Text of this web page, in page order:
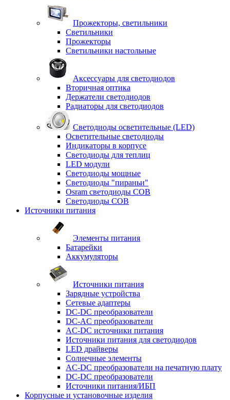
Прожекторы, светильники
Светильники
Прожекторы
Светильники настольные
Аксессуары для светодиодов
Вторичная оптика
Держатели светодиодов
Радиаторы для светодиодов
Светодиоды осветительные (LED)
Осветительные светодиоды
Индикаторы в корпусе
Светодиоды для теплиц
LED модули
Светодиоды мощные
Светодиоды "пираньи"
Osram светодиоды COB
Светодиоды COB
Источники питания
Элементы питания
Батарейки
Аккумуляторы
Источники питания
Зарядные устройства
Сетевые адаптеры
DC-DC преобразователи
DC-AC преобразователи
AC-DC источники питания
Источники питания для светодиодов
LED драйверы
Солнечные элементы
AC-DC преобразователи на печатную плату
DC-DC преобразователи
Источники питания/ИБП
Корпусные и установочные изделия